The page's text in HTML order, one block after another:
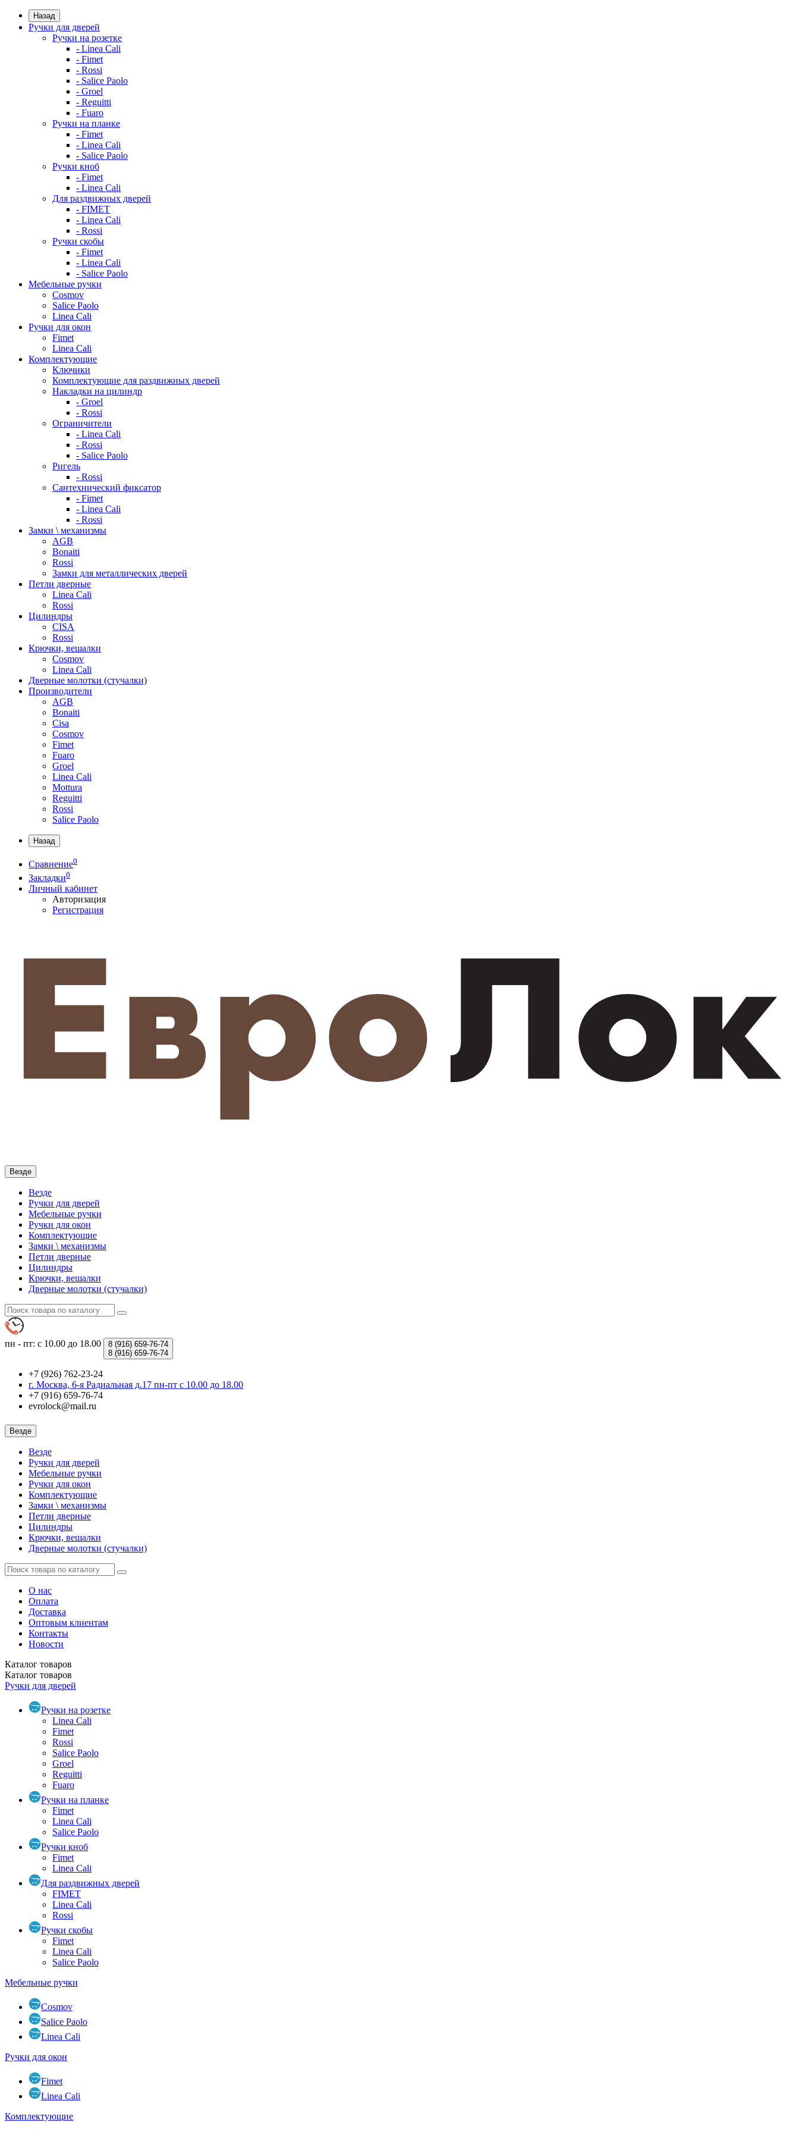
Назад
Ручки для дверей
Ручки на розетке
- Linea Cali
- Fimet
- Rossi
- Salice Paolo
- Groel
- Reguitti
- Fuaro
Ручки на планке
- Fimet
- Linea Cali
- Salice Paolo
Ручки кноб
- Fimet
- Linea Cali
Для раздвижных дверей
- FIMET
- Linea Cali
- Rossi
Ручки скобы
- Fimet
- Linea Cali
- Salice Paolo
Мебельные ручки
Cosmov
Salice Paolo
Linea Cali
Ручки для окон
Fimet
Linea Cali
Комплектующие
Ключики
Комплектующие для раздвижных дверей
Накладки на цилиндр
- Groel
- Rossi
Ограничители
- Linea Cali
- Rossi
- Salice Paolo
Ригель
- Rossi
Сантехнический фиксатор
- Fimet
- Linea Cali
- Rossi
Замки \ механизмы
AGB
Bonaiti
Rossi
Замки для металлических дверей
Петли дверные
Linea Cali
Rossi
Цилиндры
CISA
Rossi
Крючки, вешалки
Cosmov
Linea Cali
Дверные молотки (стучалки)
Производители
AGB
Bonaiti
Cisa
Cosmov
Fimet
Fuaro
Groel
Linea Cali
Mottura
Reguitti
Rossi
Salice Paolo
Назад
Сравнение0
Закладки0
Личный кабинет
Авторизация
Регистрация
Везде
Везде
Ручки для дверей
Мебельные ручки
Ручки для окон
Комплектующие
Замки \ механизмы
Петли дверные
Цилиндры
Крючки, вешалки
Дверные молотки (стучалки)
пн - пт: с 10.00 до 18.00 8 (916) 659-76-74
8 (916) 659-76-74
+7 (926) 762-23-24
г. Москва, 6-я Радиальная д.17 пн-пт с 10.00 до 18.00
+7 (916) 659-76-74
evrolock@mail.ru
Везде
Везде
Ручки для дверей
Мебельные ручки
Ручки для окон
Комплектующие
Замки \ механизмы
Петли дверные
Цилиндры
Крючки, вешалки
Дверные молотки (стучалки)
О нас
Оплата
Доставка
Оптовым клиентам
Контакты
Новости
Каталог товаров
Каталог товаров
Ручки для дверей
Ручки на розетке
Linea Cali
Fimet
Rossi
Salice Paolo
Groel
Reguitti
Fuaro
Ручки на планке
Fimet
Linea Cali
Salice Paolo
Ручки кноб
Fimet
Linea Cali
Для раздвижных дверей
FIMET
Linea Cali
Rossi
Ручки скобы
Fimet
Linea Cali
Salice Paolo
Мебельные ручки
Cosmov
Salice Paolo
Linea Cali
Ручки для окон
Fimet
Linea Cali
Комплектующие